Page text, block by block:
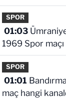
kaçta
SPOR
01:03Ümraniyespor Mardin
1969 Spor
saat kaçta!
SPOR
01:01
maç hangi